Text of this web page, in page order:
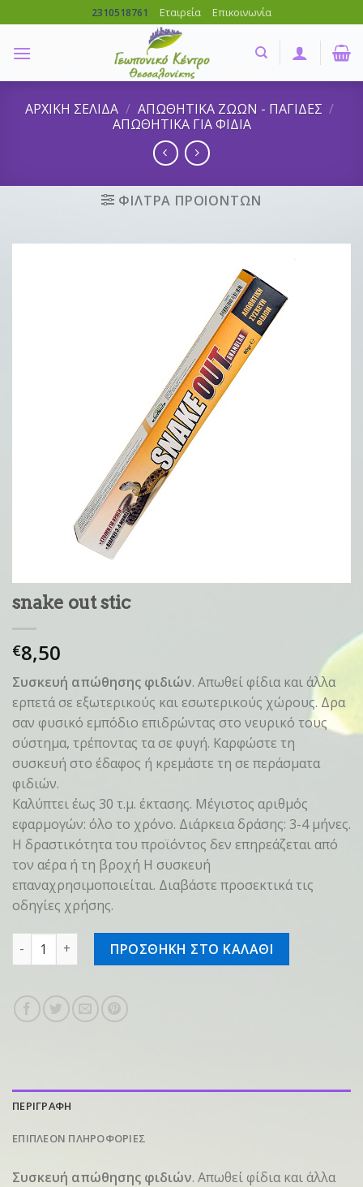
to
content
2310518761 Εταιρεία Επικοινωνία
ΑΡΧΙΚΗ ΣΕΛΙΔΑ / ΑΠΩΘΗΤΙΚΑ ΖΩΩΝ - ΠΑΓΙΔΕΣ /
ΑΠΩΘΗΤΙΚΑ ΓΙΑ ΦΙΔΙΑ
ΦΙΛΤΡΑ ΠΡΟΙΟΝΤΩΝ
snake out stic
€8,50
Συσκευή απώθησης φιδιών. Απωθεί φίδια και άλλα
ερπετά σε εξωτερικούς και εσωτερικούς χώρους. Δρα
σαν φυσικό εμπόδιο επιδρώντας στο νευρικό τους
σύστημα, τρέποντας τα σε φυγή. Καρφώστε τη
συσκευή στο έδαφος ή κρεμάστε τη σε περάσματα
φιδιών.
Καλύπτει έως 30 τ.μ. έκτασης. Μέγιστος αριθμός
εφαρμογών: όλο το χρόνο. Διάρκεια δράσης: 3-4 μήνες.
Η δραστικότητα του προϊόντος δεν επηρεάζεται από
τον αέρα ή τη βροχή Η συσκευή
επαναχρησιμοποιείται. Διαβάστε προσεκτικά τις
οδηγίες χρήσης.
snake out stic ποσότηταΠΡΟΣΘΗΚΗ ΣΤΟ ΚΑΛΑΘΙ
ΠΕΡΙΓΡΑΦΗ
ΕΠΙΠΛΕΟΝ ΠΛΗΡΟΦΟΡΙΕΣ
Συσκευή απώθησης φιδιών. Απωθεί φίδια και άλλα